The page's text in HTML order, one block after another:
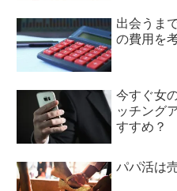
出会うま
の費用を
今すぐ女
ッチング
すすめ？
パパ活は